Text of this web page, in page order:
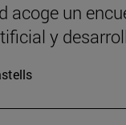
acoge un
y